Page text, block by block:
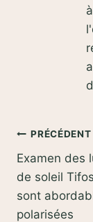
de
l’article
PRÉCÉDENT
Examen des
de soleil
sont
polarisées